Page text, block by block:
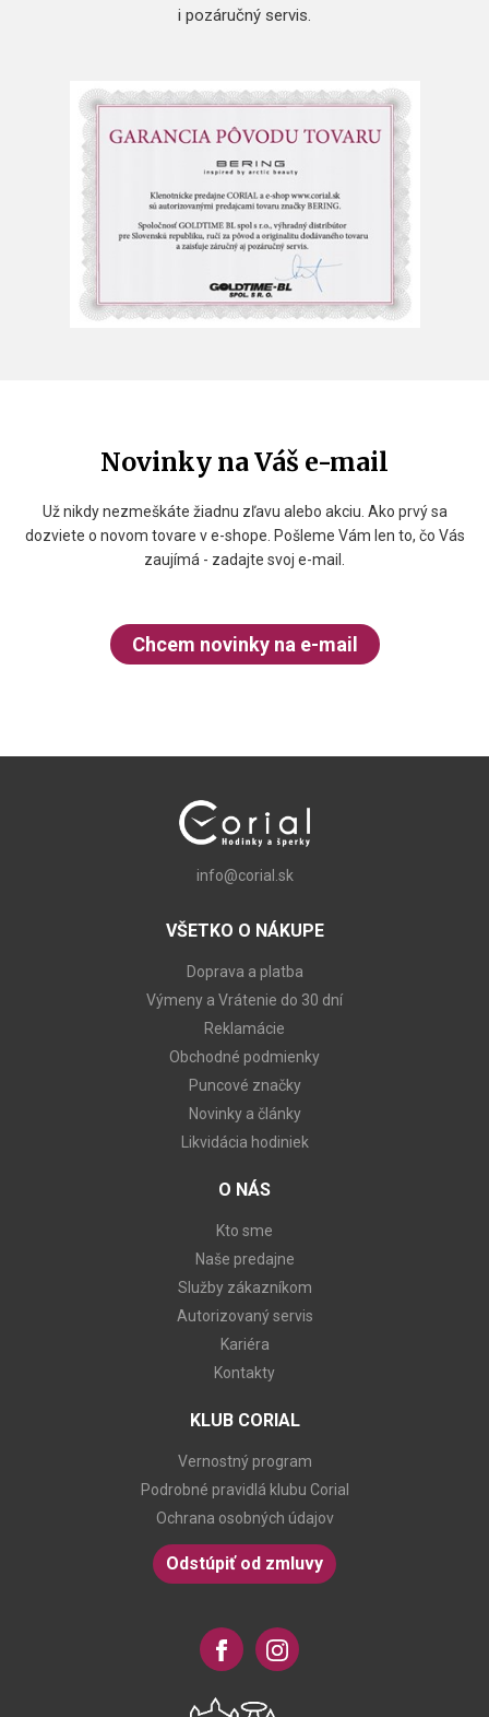
i pozáručný servis.
Novinky na Váš e-mail
Už nikdy nezmeškáte žiadnu zľavu alebo akciu. Ako prvý sa
dozviete o novom tovare v e-shope. Pošleme Vám len to, čo Vás
zaujímá - zadajte svoj e-mail.
Chcem novinky na e-mail
info@corial.sk
VŠETKO O NÁKUPE
Doprava a platba
Výmeny a Vrátenie do 30 dní
Reklamácie
Obchodné podmienky
Puncové značky
Novinky a články
Likvidácia hodiniek
O NÁS
Kto sme
Naše predajne
Služby zákazníkom
Autorizovaný servis
Kariéra
Kontakty
KLUB CORIAL
Vernostný program
Podrobné pravidlá klubu Corial
Ochrana osobných údajov
Odstúpiť od zmluvy